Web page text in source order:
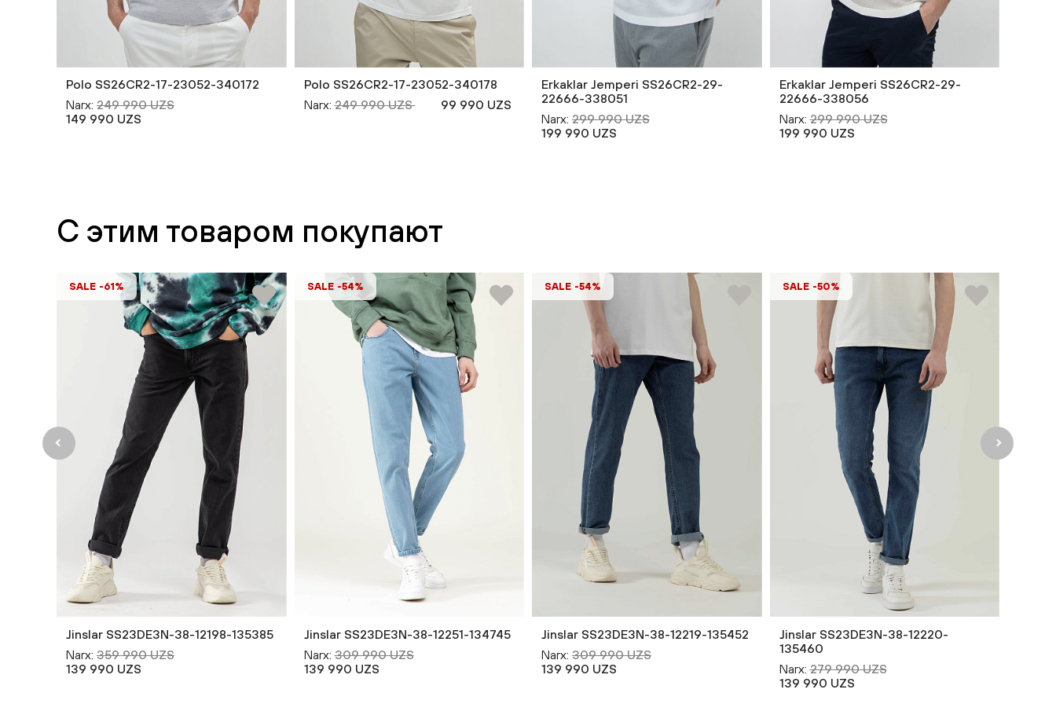
Polo SS26CR2-17-23052-340172
Narx: 249 990 UZS
149 990 UZS
Polo SS26CR2-17-23052-340178
Narx: 249 990 UZS 99 990 UZS
Erkaklar Jemperi SS26CR2-29-
22666-338051
Narx: 299 990 UZS
199 990 UZS
Erkaklar Jemperi SS26CR2-29-
22666-338056
Narx: 299 990 UZS
199 990 UZS
С этим товаром покупают
SALE -61%
Jinslar SS23DE3N-38-12198-135385
Narx: 359 990 UZS
139 990 UZS
SALE -54%
Jinslar SS23DE3N-38-12251-134745
Narx: 309 990 UZS
139 990 UZS
SALE -54%
Jinslar SS23DE3N-38-12219-135452
Narx: 309 990 UZS
139 990 UZS
SALE -50%
Jinslar SS23DE3N-38-12220-
135460
Narx: 279 990 UZS
139 990 UZS